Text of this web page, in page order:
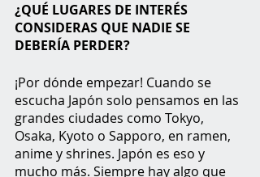
¿QUÉ LUGARES DE INTERÉS
CONSIDERAS QUE NADIE SE
DEBERÍA PERDER?
¡Por dónde empezar! Cuando se
escucha Japón solo pensamos en las
grandes ciudades como Tokyo,
Osaka, Kyoto o Sapporo, en ramen,
anime y shrines. Japón es eso y
mucho más. Siempre hay algo que